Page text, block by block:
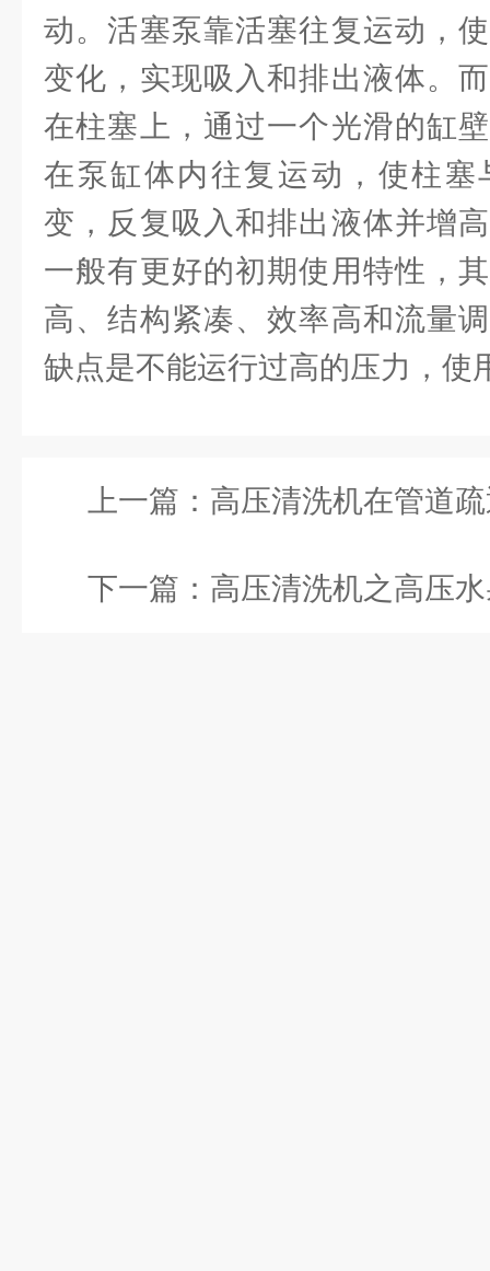
动。活塞泵靠活塞往复运动，
变化，实现吸入和排出液体。
在柱塞上，通过一个光滑的缸
在泵缸体内往复运动，使柱塞
变，反复吸入和排出液体并增
一般有更好的初期使用特性，
高、结构紧凑、效率高和流量
缺点是不能运行过高的压力，使
上一篇： 高压清洗机在管道
下一篇： 高压清洗机之高压